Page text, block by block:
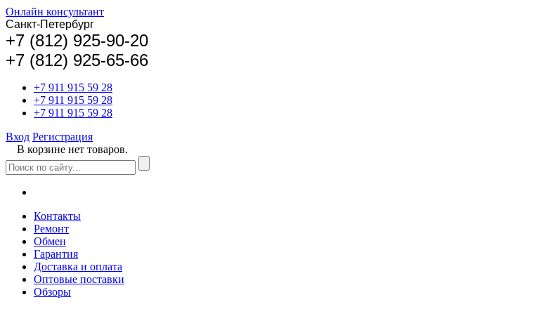
Онлайн консультант
Санкт-Петербург
+7 (812) 925-90-20
+7 (812) 925-65-66
+7 911 915 59 28
+7 911 915 59 28
+7 911 915 59 28
Вход Регистрация
В корзине нет товаров.
Контакты
Ремонт
Обмен
Гарантия
Доставка и оплата
Оптовые поставки
Обзоры